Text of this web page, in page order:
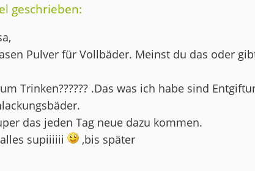
geschrieben:
Pulver für Vollbäder. Meinst du das oder
Trinken?????? .Das was ich habe sind
das jeden Tag neue dazu kommen.
supiiiiii
,bis später